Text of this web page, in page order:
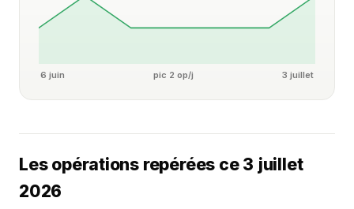
6 juin pic 2 op/j 3 juillet
Les opérations repérées ce 3 juillet
2026